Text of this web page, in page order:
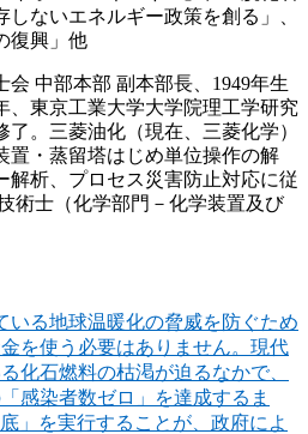
ないエネルギー政策を創る」、
復興」他
中部本部 副本部長、1949年生
、東京工業大学大学院理工学研究
。三菱油化（現在、三菱化学）
置・蒸留塔はじめ単位操作の解
解析、プロセス災害防止対応に従
術士（化学部門－化学装置及び
いる地球温暖化の脅威を防ぐため
を使う必要はありません。現代
化石燃料の枯渇が迫るなかで、
感染者数ゼロ」を達成するま
」を実行することが、政府によ